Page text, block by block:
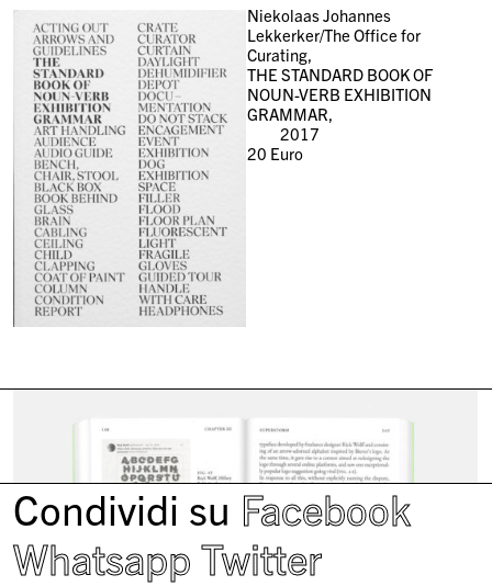
Niekolaas Johannes
Lekkerker/The Office for
Curating,
THE STANDARD BOOK OF
NOUN-VERB EXHIBITION
GRAMMAR,
2017
20 Euro
Condividi su Facebook
Whatsapp Twitter